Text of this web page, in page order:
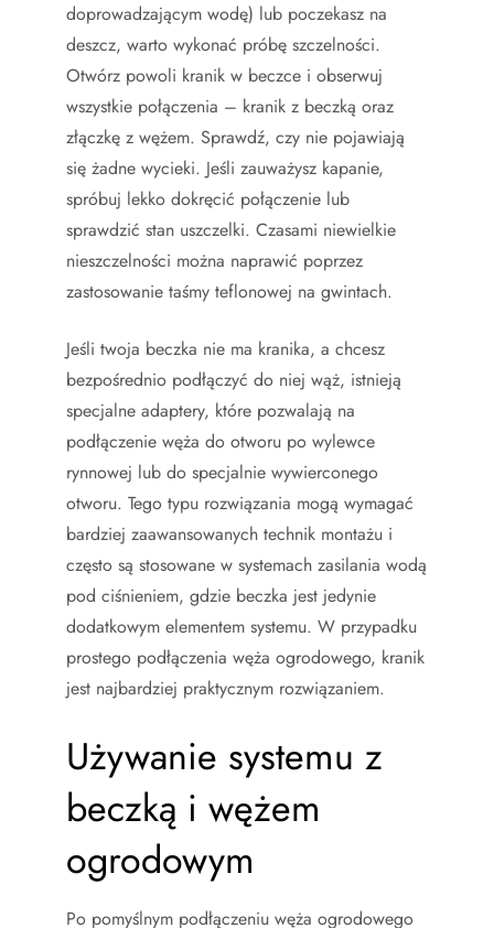
doprowadzającym wodę) lub poczekasz na
deszcz, warto wykonać próbę szczelności.
Otwórz powoli kranik w beczce i obserwuj
wszystkie połączenia – kranik z beczką oraz
złączkę z wężem. Sprawdź, czy nie pojawiają
się żadne wycieki. Jeśli zauważysz kapanie,
spróbuj lekko dokręcić połączenie lub
sprawdzić stan uszczelki. Czasami niewielkie
nieszczelności można naprawić poprzez
zastosowanie taśmy teflonowej na gwintach.
Jeśli twoja beczka nie ma kranika, a chcesz
bezpośrednio podłączyć do niej wąż, istnieją
specjalne adaptery, które pozwalają na
podłączenie węża do otworu po wylewce
rynnowej lub do specjalnie wywierconego
otworu. Tego typu rozwiązania mogą wymagać
bardziej zaawansowanych technik montażu i
często są stosowane w systemach zasilania wodą
pod ciśnieniem, gdzie beczka jest jedynie
dodatkowym elementem systemu. W przypadku
prostego podłączenia węża ogrodowego, kranik
jest najbardziej praktycznym rozwiązaniem.
Używanie systemu z
beczką i wężem
ogrodowym
Po pomyślnym podłączeniu węża ogrodowego